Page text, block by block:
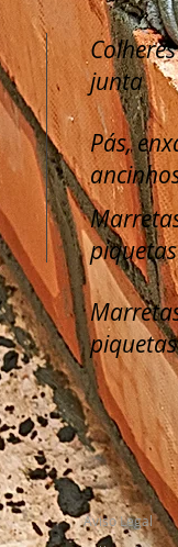
junta
Pás,
piquetas
piquetas
Aviso Legal